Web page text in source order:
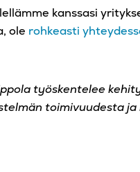
kanssasi
ole rohkeasti
työskentelee
toimivuudesta